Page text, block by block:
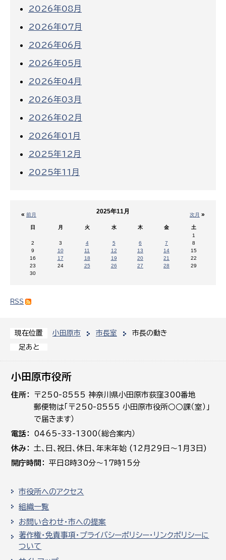
現在位置 小田原市 市長室
市長の動き
足あと
2026年08月
2026年07月
2026年06月
2026年05月
2026年04月
2026年03月
2026年02月
2026年01月
2025年12月
2025年11月
« 前月 次月 »
2025年11月
日 月 火 水 木 金
土
1
2
3 4 5 6 7
8
9
10 11 12 13 14
15
16
17 18 19 20 21
22
23
24 25 26 27 28
29
30
RSS
小田原市役所
住所
〒250-8555 神奈川県小田原市荻窪300番地
郵便物は「〒250-8555 小田原市役所○○課（室）」
で届きます）
電話
0465-33-1300（総合案内）
休み
土､日､祝日、休日、年末年始 (12月29日～1月3日)
開庁時間
平日8時30分～17時15分
市役所へのアクセス
組織一覧
お問い合わせ・市への提案
著作権・免責事項・プライバシーポリシー・リンクポリシーに
ついて